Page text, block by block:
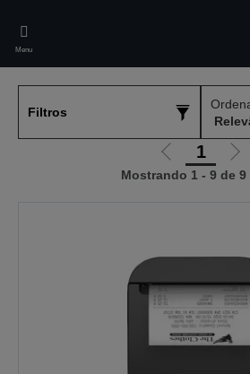
main
content
Menu
Filtros
Ir
para
1
Ir
Mostrando 1 - 9 de 9